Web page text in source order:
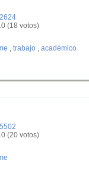
(18 votos)
, trabajo , académico
(20 votos)